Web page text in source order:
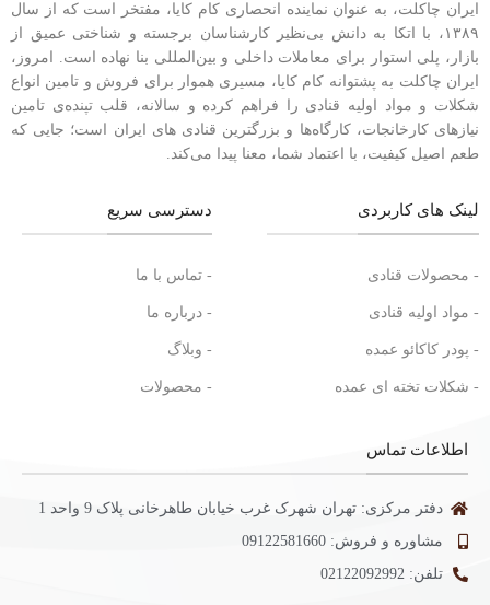
ایران چاکلت، به عنوان نماینده انحصاری کام کایا، مفتخر است که از سال
۱۳۸۹، با اتکا به دانش بی‌نظیر کارشناسان برجسته و شناختی عمیق از
بازار، پلی استوار برای معاملات داخلی و بین‌المللی بنا نهاده است. امروز،
ایران چاکلت به پشتوانه کام کایا، مسیری هموار برای فروش و تامین انواع
شکلات و مواد اولیه قنادی را فراهم کرده و سالانه، قلب تپنده‌ی تامین
نیازهای کارخانجات، کارگاه‌ها و بزرگترین قنادی های ایران است؛ جایی که
طعم اصیل کیفیت، با اعتماد شما، معنا پیدا می‌کند.
لینک های کاربردی
- محصولات قنادی
- مواد اولیه قنادی
- پودر کاکائو عمده
- شکلات تخته ای عمده
دسترسی سریع
- تماس با ما
- درباره ما
- وبلاگ
- محصولات
اطلاعات تماس
دفتر مرکزی: تهران شهرک غرب خیابان طاهرخانی پلاک 9 واحد 1
مشاوره و فروش: 09122581660
تلفن: 02122092992